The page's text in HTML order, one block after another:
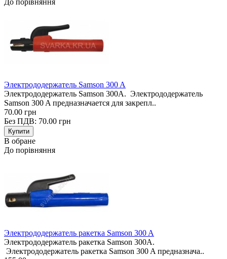
Электрододержатель Samson 300 A
Электрододержатель Samson 300A. Электрододержатель
Samson 300 A предназначается для закрепл..
70.00 грн
Без ПДВ: 70.00 грн
В обране
До порівняння
Электрододержатель ракетка Samson 300 A
Электрододержатель ракетка Samson 300A.
Электрододержатель ракетка Samson 300 A предназнача..